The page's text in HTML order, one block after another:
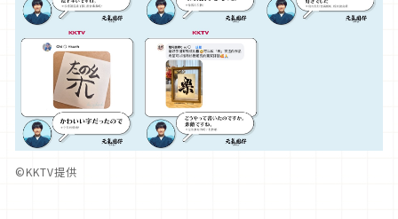
©︎KKTV提供